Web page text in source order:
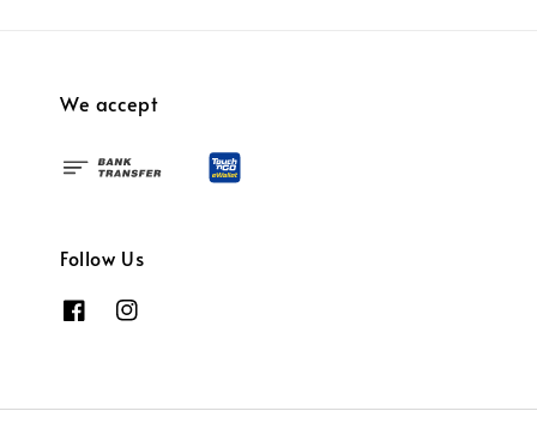
We accept
Follow Us